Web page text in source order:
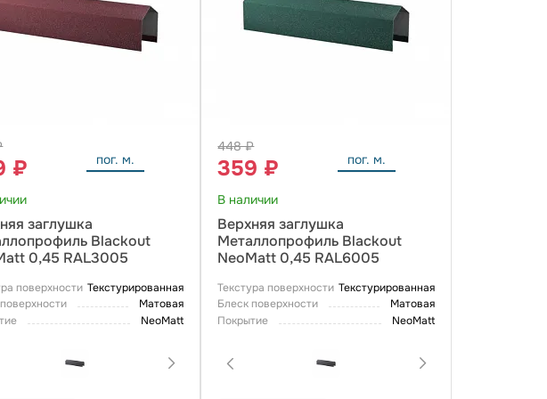
₽ пог. м.
заглушка
Blackout
0,45 RAL3005
поверхности Текстурированная
Матовая
NeoMatt
448 ₽
359 ₽ пог. м.
В наличии
Верхняя заглушка
Металлопрофиль Blackout
NeoMatt 0,45 RAL6005
Текстура поверхности Текстурированная
Блеск поверхности
Матовая
Покрытие
NeoMatt